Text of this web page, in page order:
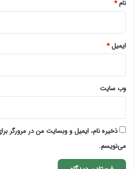
نام*
ایمیل*
وب‌ سایت
ذخیره نام، ایمیل و وبسایت من در مرورگر
می‌نویسم.